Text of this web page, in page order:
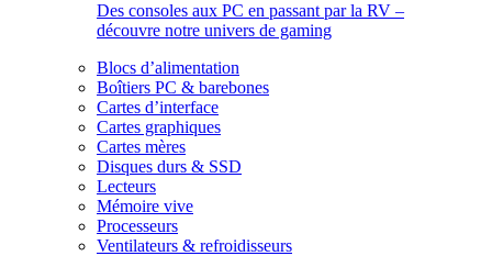
Des consoles aux PC en passant par la RV –
découvre notre univers de gaming
Blocs d’alimentation
Boîtiers PC & barebones
Cartes d’interface
Cartes graphiques
Cartes mères
Disques durs & SSD
Lecteurs
Mémoire vive
Processeurs
Ventilateurs & refroidisseurs